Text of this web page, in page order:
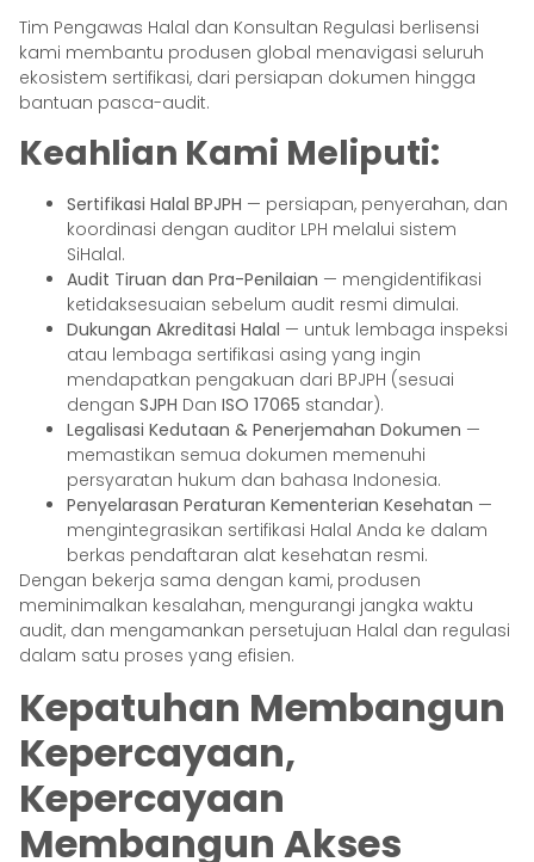
Tim Pengawas Halal dan Konsultan Regulasi berlisensi
kami membantu produsen global menavigasi seluruh
ekosistem sertifikasi, dari persiapan dokumen hingga
bantuan pasca-audit.
Keahlian Kami Meliputi:
Sertifikasi Halal BPJPH — persiapan, penyerahan, dan
koordinasi dengan auditor LPH melalui sistem
SiHalal.
Audit Tiruan dan Pra-Penilaian — mengidentifikasi
ketidaksesuaian sebelum audit resmi dimulai.
Dukungan Akreditasi Halal — untuk lembaga inspeksi
atau lembaga sertifikasi asing yang ingin
mendapatkan pengakuan dari BPJPH (sesuai
dengan SJPH Dan ISO 17065 standar).
Legalisasi Kedutaan & Penerjemahan Dokumen —
memastikan semua dokumen memenuhi
persyaratan hukum dan bahasa Indonesia.
Penyelarasan Peraturan Kementerian Kesehatan —
mengintegrasikan sertifikasi Halal Anda ke dalam
berkas pendaftaran alat kesehatan resmi.
Dengan bekerja sama dengan kami, produsen
meminimalkan kesalahan, mengurangi jangka waktu
audit, dan mengamankan persetujuan Halal dan regulasi
dalam satu proses yang efisien.
Kepatuhan Membangun
Kepercayaan,
Kepercayaan
Membangun Akses